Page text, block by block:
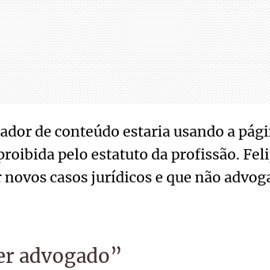
de conteúdo estaria usando a
pelo estatuto da profissão.
casos jurídicos e que não
advogado”